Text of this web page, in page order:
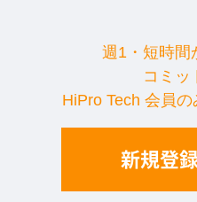
週1・短時間
コミッ
HiPro Tech 会員の
新規登